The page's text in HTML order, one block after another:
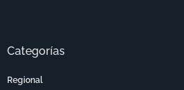
Categorías
Regional